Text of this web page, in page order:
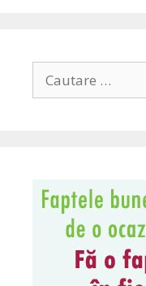
Search
for: